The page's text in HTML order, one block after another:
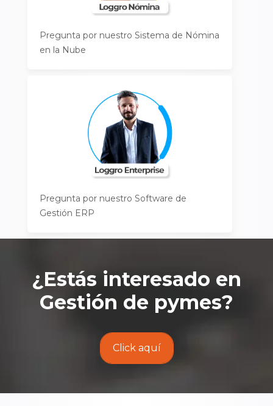
Pregunta por nuestro Sistema de Nómina
en la Nube
Pregunta por nuestro Software de
Gestión ERP
¿Estás interesado en
Gestión de pymes?
Click aquí